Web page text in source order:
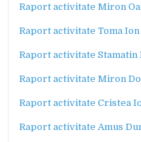
Raport activitate Miron
Raport activitate Toma Ion
Raport activitate Stamatin
Raport activitate Miron
Raport activitate Cristea
Raport activitate Amus